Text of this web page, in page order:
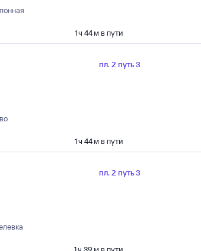
1 ч 44 м в пути
пл. 2 путь 3
1 ч 44 м в пути
пл. 2 путь 3